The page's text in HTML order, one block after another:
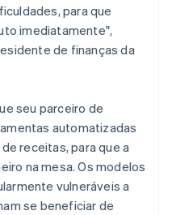
para que
imediatamente",
de finanças da
seu parceiro de
automatizadas
receitas, para que a
na mesa. Os modelos
vulneráveis a
se beneficiar de